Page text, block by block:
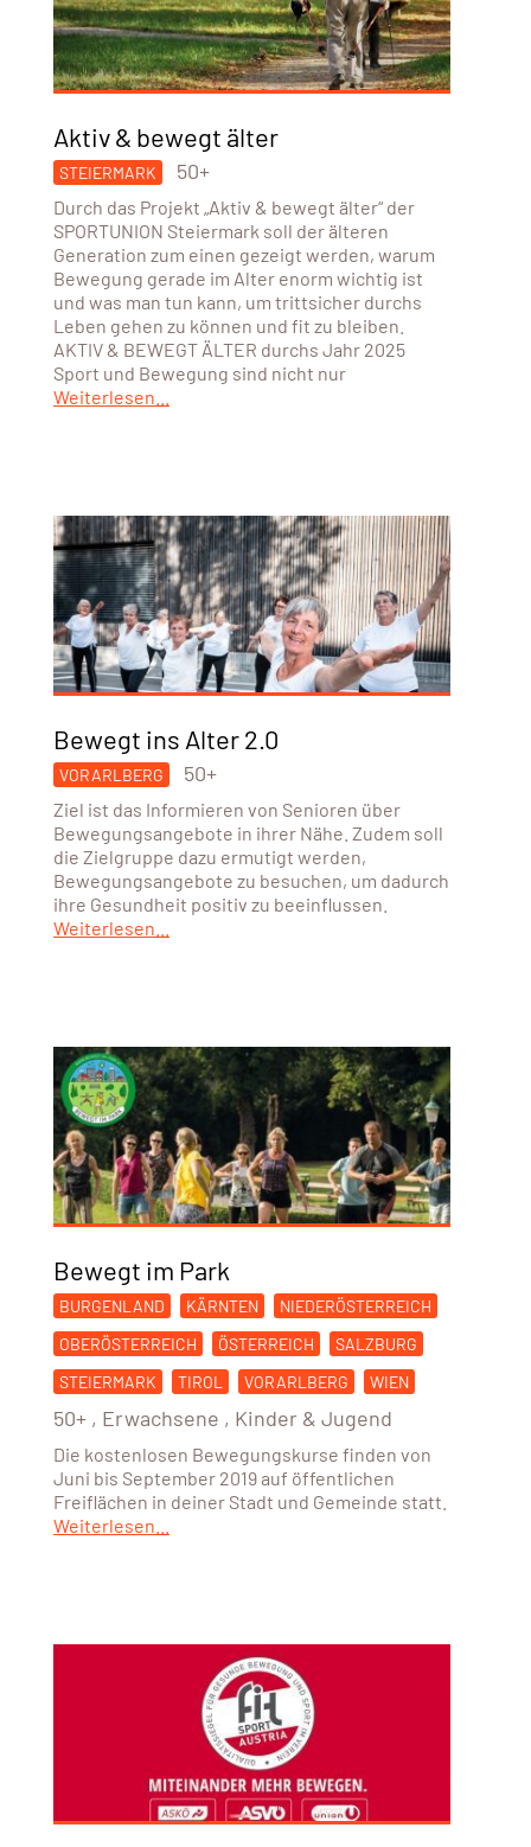
Aktiv & bewegt älter
STEIERMARK 50+
Durch das Projekt „Aktiv & bewegt älter“ der
SPORTUNION Steiermark soll der älteren
Generation zum einen gezeigt werden, warum
Bewegung gerade im Alter enorm wichtig ist
und was man tun kann, um trittsicher durchs
Leben gehen zu können und fit zu bleiben.
AKTIV & BEWEGT ÄLTER durchs Jahr 2025
Sport und Bewegung sind nicht nur
Weiterlesen...
Bewegt ins Alter 2.0
VORARLBERG 50+
Ziel ist das Informieren von Senioren über
Bewegungsangebote in ihrer Nähe. Zudem soll
die Zielgruppe dazu ermutigt werden,
Bewegungsangebote zu besuchen, um dadurch
ihre Gesundheit positiv zu beeinflussen.
Weiterlesen...
Bewegt im Park
BURGENLAND KÄRNTEN
NIEDERÖSTERREICH
OBERÖSTERREICH
ÖSTERREICH
SALZBURG
STEIERMARK
TIROL VORARLBERG WIEN
50+ , Erwachsene , Kinder & Jugend
Die kostenlosen Bewegungskurse finden von
Juni bis September 2019 auf öffentlichen
Freiflächen in deiner Stadt und Gemeinde statt.
Weiterlesen...